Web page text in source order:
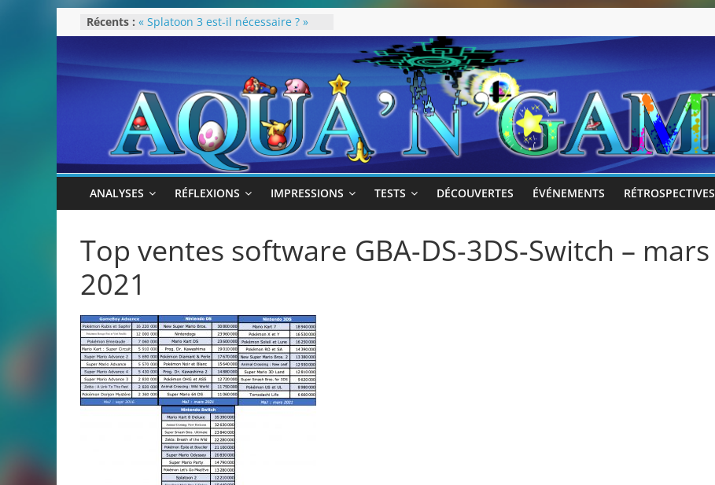
Passer
au
Récents : « Splatoon 3 est-il nécessaire ? »
« Dans les coulisses des JV Harry
Pokémon Écarlate : ceci est une
révolution (ou pas) !
Attentes 2023
Rétrospective 2022
ANALYSES RÉFLEXIONS IMPRESSIONS TESTS DÉCOUVERTES ÉVÉNEMENTS RÉTROSPECTIVES
Top ventes software GBA-DS-3DS-Switch – mars
2021